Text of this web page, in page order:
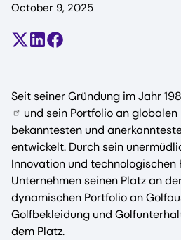
October 9, 2025
Teilen auf X (früher Twitter)
Auf LinkedIn teilen
Auf Facebook teilen
Seit seiner Gründung im Jahr
und sein Portfolio an
bekanntesten und
entwickelt. Durch sein
Innovation und
Unternehmen seinen Platz an
dynamischen Portfolio an
Golfbekleidung und
dem Platz.